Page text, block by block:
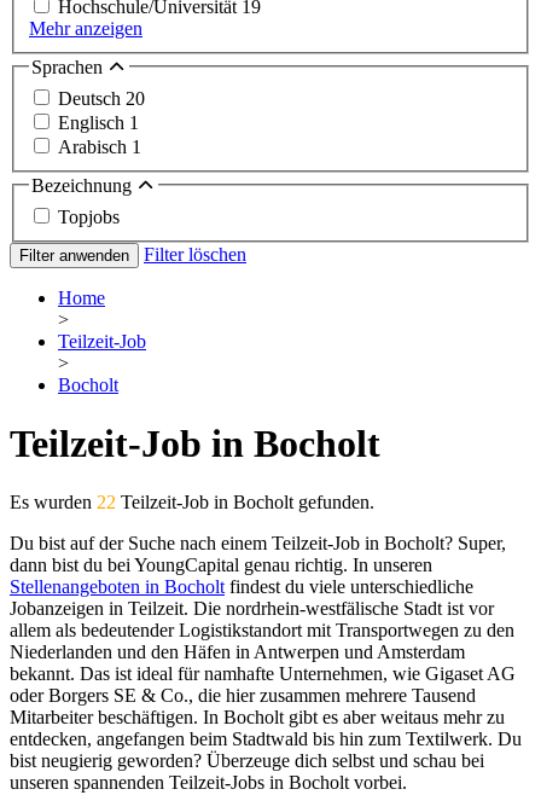
Hochschule/Universität 19
Mehr anzeigen
Sprachen
Deutsch 20
Englisch 1
Arabisch 1
Bezeichnung
Topjobs
Filter anwenden Filter löschen
Home
>
Teilzeit-Job
>
Bocholt
Teilzeit-Job in Bocholt
Es wurden 22 Teilzeit-Job in Bocholt gefunden.
Du bist auf der Suche nach einem Teilzeit-Job in Bocholt? Super,
dann bist du bei YoungCapital genau richtig. In unseren
Stellenangeboten in Bocholtfindest du viele unterschiedliche
Jobanzeigen in Teilzeit. Die nordrhein-westfälische Stadt ist vor
allem als bedeutender Logistikstandort mit Transportwegen zu den
Niederlanden und den Häfen in Antwerpen und Amsterdam
bekannt. Das ist ideal für namhafte Unternehmen, wie Gigaset AG
oder Borgers SE & Co., die hier zusammen mehrere Tausend
Mitarbeiter beschäftigen. In Bocholt gibt es aber weitaus mehr zu
entdecken, angefangen beim Stadtwald bis hin zum Textilwerk. Du
bist neugierig geworden? Überzeuge dich selbst und schau bei
unseren spannenden Teilzeit-Jobs in Bocholt vorbei.